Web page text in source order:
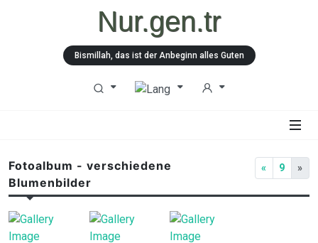
Nur.gen.tr
Bismillah, das ist der Anbeginn alles Guten
Fotoalbum - verschiedene
Blumenbilder
« 9 »